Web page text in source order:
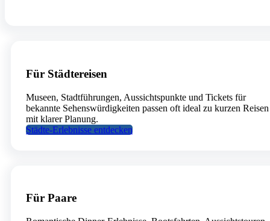
Für Städtereisen
Museen, Stadtführungen, Aussichtspunkte und Tickets für
bekannte Sehenswürdigkeiten passen oft ideal zu kurzen Reisen
mit klarer Planung.
Städte-Erlebnisse entdecken
Für Paare